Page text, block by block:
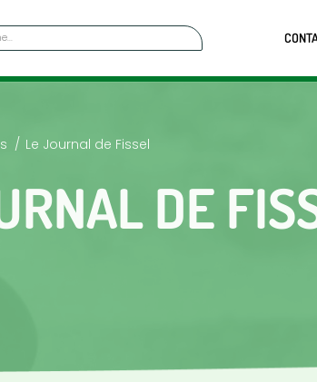
Le Journal de Fissel
DE